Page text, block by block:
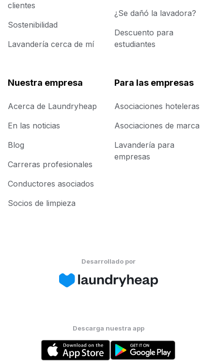
clientes
Sostenibilidad
Lavandería cerca de mí
¿Se dañó la lavadora?
Descuento para
estudiantes
Nuestra empresa
Acerca de Laundryheap
En las noticias
Blog
Carreras profesionales
Conductores asociados
Socios de limpieza
Para las empresas
Asociaciones hoteleras
Asociaciones de marca
Lavandería para
empresas
Desarrollado por
Descarga nuestra app